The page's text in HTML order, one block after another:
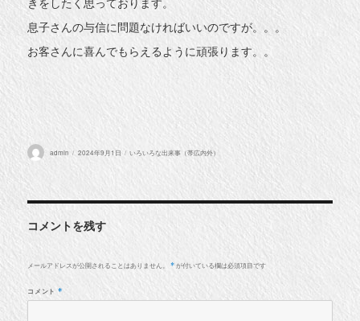
息子さんの与信に問題なければいいのですが。。。
お客さんに喜んでもらえるように頑張ります。。
投
admin
投
2024年9月1日
カいろいろな出来事（帯広内外）
コメントを残す
メールアドレスが公開されることはありません。 * が付いている欄は必須項目です
コメント *